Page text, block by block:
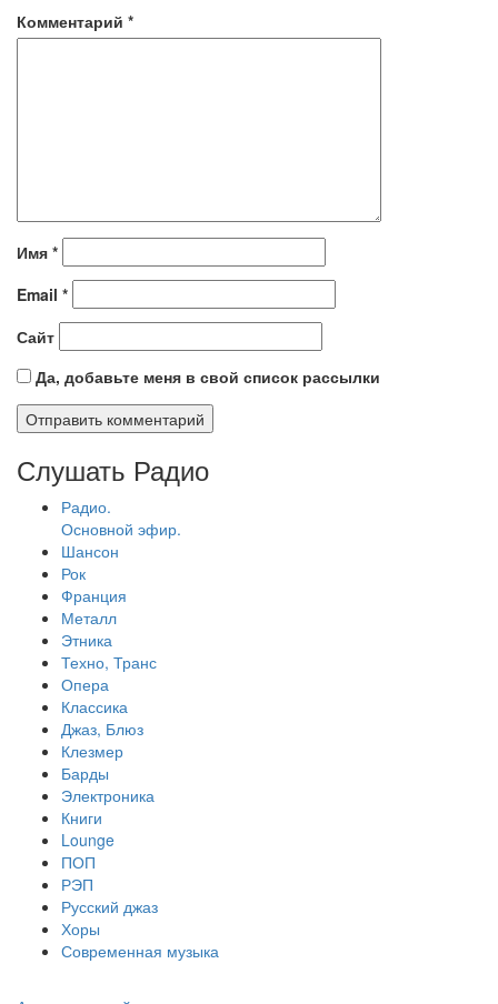
Комментарий *
Имя *
Email *
Сайт
Да, добавьте меня в свой список рассылки
Слушать Радио
Радио.
Основной эфир.
Шансон
Рок
Франция
Металл
Этника
Техно, Транс
Опера
Классика
Джаз, Блюз
Клезмер
Барды
Электроника
Книги
Lounge
ПОП
РЭП
Русский джаз
Хоры
Современная музыка